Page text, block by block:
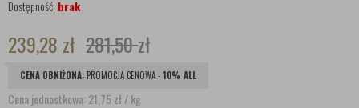
Dostępność: brak
239,28 zł 281,50zł
CENA OBNIŻONA: PROMOCJA CENOWA -10% ALL
Cena jednostkowa: 21,75zł/ kg